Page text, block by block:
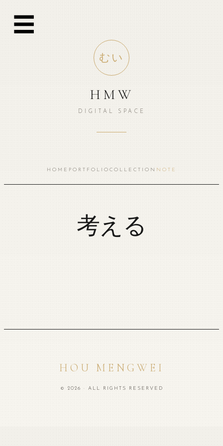
☰
むい
HMW
DIGITAL SPACE
HOME PORTFOLIO COLLECTION NOTE
考える
HOU MENGWEI
© 2026 · ALL RIGHTS RESERVED